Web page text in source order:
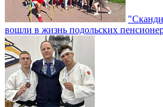
вошли в жизнь подольских